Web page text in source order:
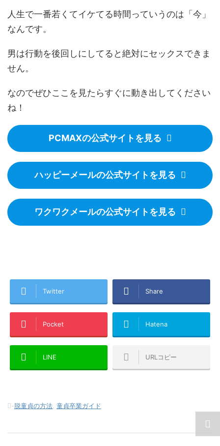
人生で一番若くてイケてる時間っていうのは「今」
なんです。
男は行動を後回しにしてると絶対にセックスできま
せん。
なのでぜひここを見たらすぐに動き出してください
ね！
PCMAXの公式サイトを見る
ハッピーメールの公式サイトを見る
ワクワクメールの公式サイトを見る
Twitter Share
Pocket Hatena
LINE URLコピー
-脱童貞の方法 童貞卒業ガイド